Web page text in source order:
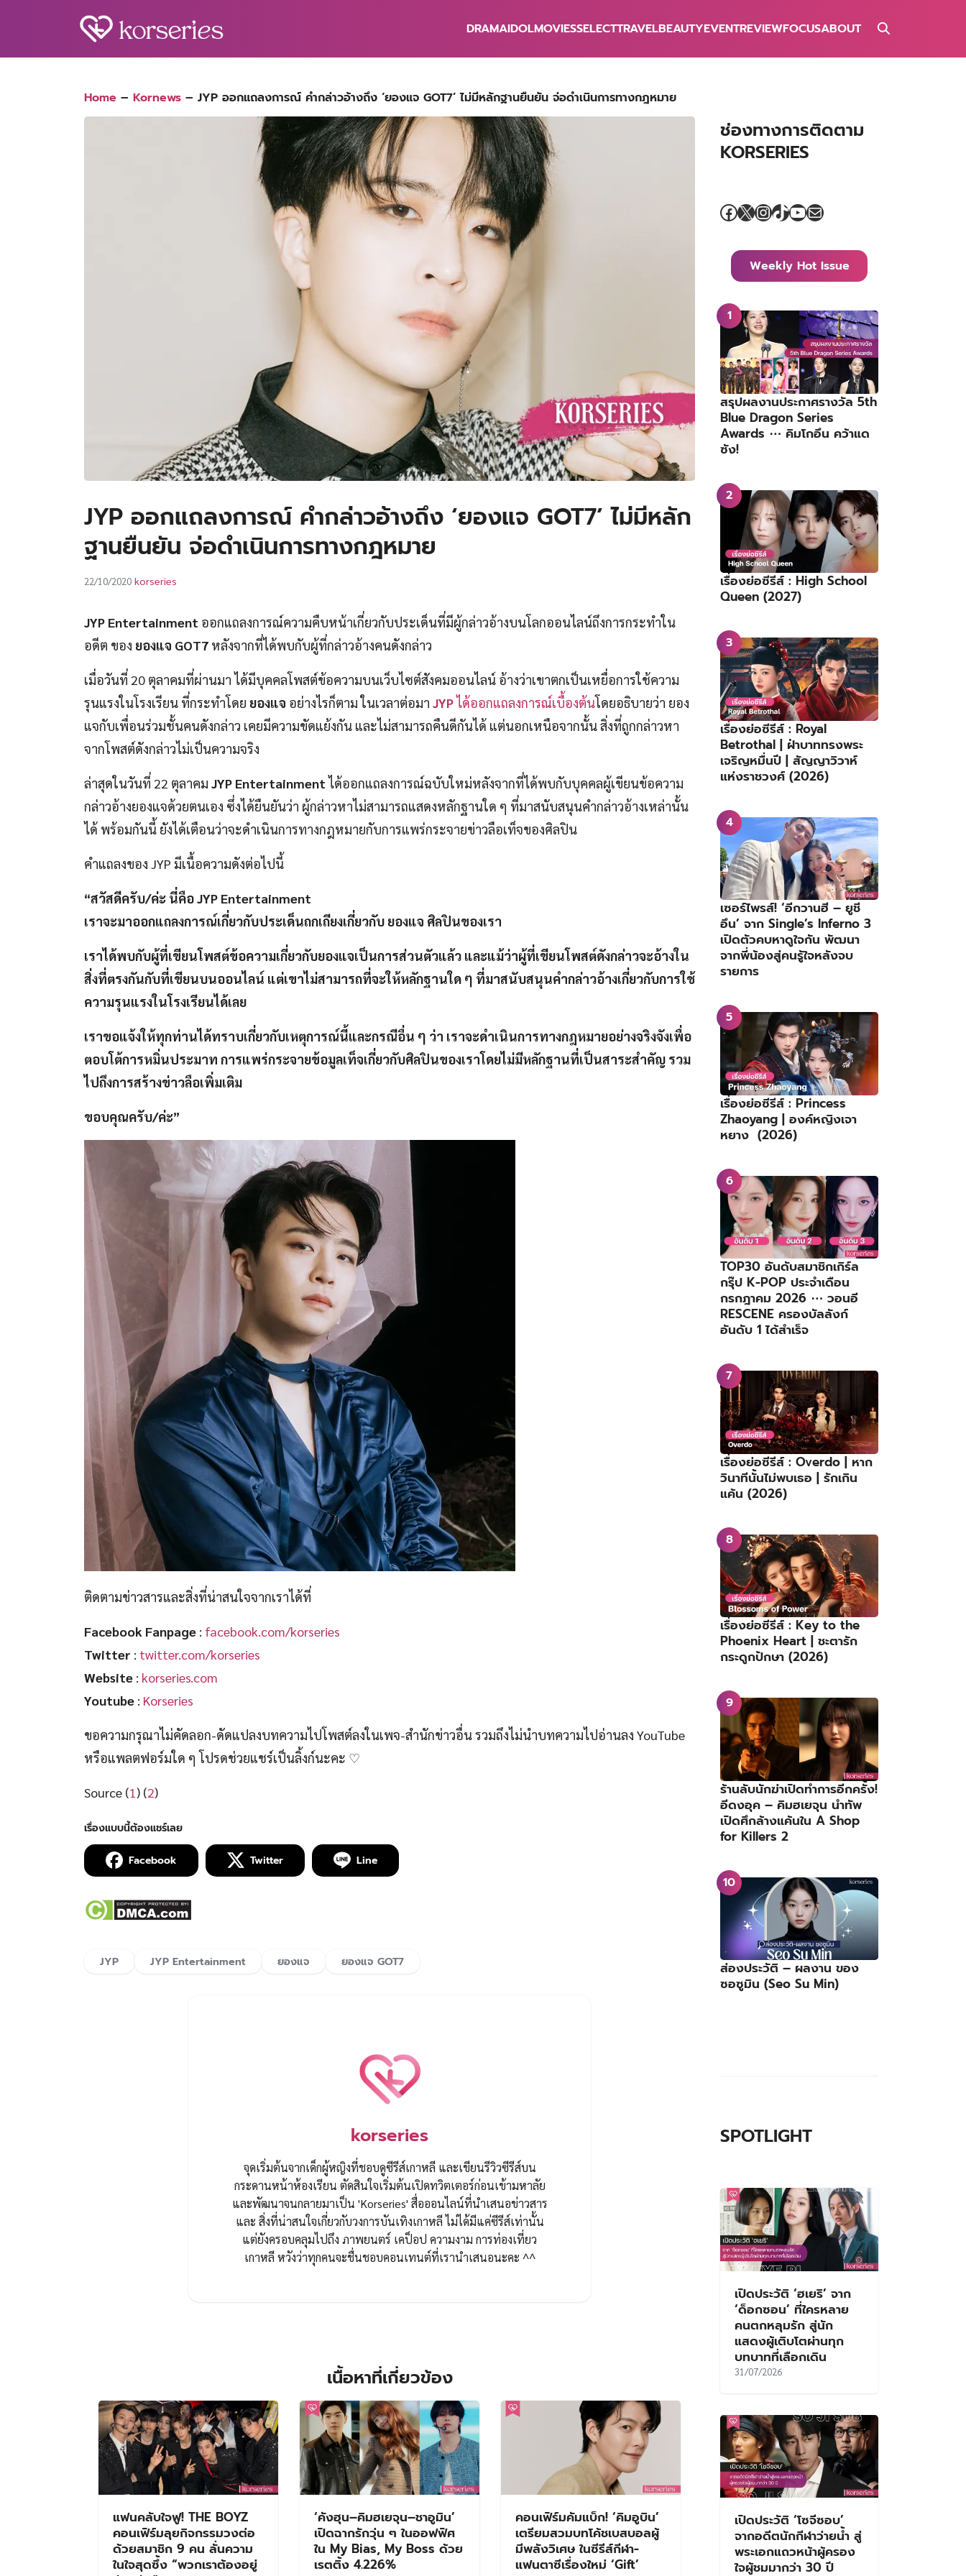
DRAMAIDOLMOVIESSELECTTRAVELBEAUTYEVENTREVIEWFOCUSABOUT
Home – Kornews – JYP ออกแถลงการณ์ คำกล่าวอ้างถึง ‘ยองแจ GOT7’ ไม่มีหลักฐานยืนยัน จ่อดำเนินการทางกฎหมาย
JYP ออกแถลงการณ์ คำกล่าวอ้างถึง ‘ยองแจ GOT7’ ไม่มีหลัก
ฐานยืนยัน จ่อดำเนินการทางกฎหมาย
22/10/2020 korseries
JYP Entertainment ออกแถลงการณ์ความคืบหน้าเกี่ยวกับประเด็นที่มีผู้กล่าวอ้างบนโลกออนไลน์ถึงการกระทำใน
อดีต ของ ยองแจ GOT7 หลังจากที่ได้พบกับผู้ที่กล่าวอ้างคนดังกล่าว
เมื่อวันที่ 20 ตุลาคมที่ผ่านมา ได้มีบุคคลโพสต์ข้อความบนเว็บไซต์สังคมออนไลน์ อ้างว่าเขาตกเป็นเหยื่อการใช้ความ
รุนแรงในโรงเรียน ที่กระทำโดย ยองแจ อย่างไรก็ตาม ในเวลาต่อมา JYPได้ออกแถลงการณ์เบื้องต้นโดยอธิบายว่า ยอง
แจกับเพื่อนร่วมชั้นคนดังกล่าว เคยมีความขัดแย้งกัน และไม่สามารถคืนดีกันได้ แต่นอกเหนือจากนั้น สิ่งที่ถูกกล่าวหา
จากโพสต์ดังกล่าวไม่เป็นความจริง
ล่าสุดในวันที่ 22 ตุลาคม JYP Entertainment ได้ออกแถลงการณ์ฉบับใหม่หลังจากที่ได้พบกับบุคคลผู้เขียนข้อความ
กล่าวอ้างยองแจด้วยตนเอง ซึ่งได้ยืนยันว่า ผู้กล่าวหาไม่สามารถแสดงหลักฐานใด ๆ ที่มาสนับสนุนคำกล่าวอ้างเหล่านั้น
ได้ พร้อมกันนี้ ยังได้เตือนว่าจะดำเนินการทางกฎหมายกับการแพร่กระจายข่าวลือเท็จของศิลปิน
คำแถลงของ JYP มีเนื้อความดังต่อไปนี้
“สวัสดีครับ/ค่ะ นี่คือ JYP Entertainment
เราจะมาออกแถลงการณ์เกี่ยวกับประเด็นถกเถียงเกี่ยวกับ ยองแจ ศิลปินของเรา
เราได้พบกับผู้ที่เขียนโพสต์ข้อความเกี่ยวกับยองแจเป็นการส่วนตัวแล้ว และแม้ว่าผู้ที่เขียนโพสต์ดังกล่าวจะอ้างใน
สิ่งที่ตรงกันกับที่เขียนบนออนไลน์ แต่เขาไม่สามารถที่จะให้หลักฐานใด ๆ ที่มาสนับสนุนคำกล่าวอ้างเกี่ยวกับการใช้
ความรุนแรงในโรงเรียนได้เลย
เราขอแจ้งให้ทุกท่านได้ทราบเกี่ยวกับเหตุการณ์นี้และกรณีอื่น ๆ ว่า เราจะดำเนินการทางกฎหมายอย่างจริงจังเพื่อ
ตอบโต้การหมิ่นประมาท การแพร่กระจายข้อมูลเท็จเกี่ยวกับศิลปินของเราโดยไม่มีหลักฐานที่เป็นสาระสำคัญ รวม
ไปถึงการสร้างข่าวลือเพิ่มเติม
ขอบคุณครับ/ค่ะ”
ติดตามข่าวสารและสิ่งที่น่าสนใจจากเราได้ที่
Facebook Fanpage : facebook.com/korseries
Twitter : twitter.com/korseries
Website : korseries.com
Youtube : Korseries
ขอความกรุณาไม่คัดลอก-ดัดแปลงบทความไปโพสต์ลงในเพจ-สำนักข่าวอื่น รวมถึงไม่นำบทความไปอ่านลง YouTube
หรือแพลตฟอร์มใด ๆ โปรดช่วยแชร์เป็นลิ้งก์นะคะ ♡
Source (1) (2)
Facebook Twitter Line
JYP JYP Entertainment ยองแจ ยองแจ GOT7
korseries
จุดเริ่มต้นจากเด็กผู้หญิงที่ชอบดูซีรีส์เกาหลี และเขียนรีวิวซีรีส์บน
กระดานหน้าห้องเรียน ตัดสินใจเริ่มต้นเปิดทวิตเตอร์ก่อนเข้ามหาลัย
และพัฒนาจนกลายมาเป็น 'Korseries' สื่อออนไลน์ที่นำเสนอข่าวสาร
และ สิ่งที่น่าสนใจเกี่ยวกับวงการบันเทิงเกาหลี ไม่ได้มีแค่ซีรีส์เท่านั้น
แต่ยังครอบคลุมไปถึง ภาพยนตร์ เคป็อป ความงาม การท่องเที่ยว
เกาหลี หวังว่าทุกคนจะชื่นชอบคอนเทนต์ที่เรานำเสนอนะคะ ^^
เนื้อหาที่เกี่ยวข้อง
แฟนคลับใจฟู! THE BOYZ
คอนเฟิร์มลุยกิจกรรมวงต่อ
ด้วยสมาชิก 9 คน ลั่นความ
ในใจสุดซึ้ง “พวกเราต้องอยู่
‘คังฮุน–คิมฮเยจุน–ชาอูมิน’
เปิดฉากรักวุ่น ๆ ในออฟฟิศ
ใน My Bias, My Boss ด้วย
เรตติ้ง 4.226%
คอนเฟิร์มคัมแบ็ก! ‘คิมอูบิน’
เตรียมสวมบทโค้ชเบสบอลผู้
มีพลังวิเศษ ในซีรีส์กีฬา-
แฟนตาซีเรื่องใหม่ ‘Gift’
ช่องทางการติดตาม
KORSERIES
Facebook
X Instagram
TikTok
YouTube
Mail
Weekly Hot Issue
สรุปผลงานประกาศรางวัล 5th
Blue Dragon Series
Awards ⋯ คิมโกอึน คว้าแด
ซัง!
เรื่องย่อซีรีส์ : High School
Queen (2027)
เรื่องย่อซีรีส์ : Royal
Betrothal | ฝ่าบาททรงพระ
เจริญหมื่นปี | สัญญาวิวาห์
แห่งราชวงศ์ (2026)
เซอร์ไพรส์! ‘อีกวานฮี – ยูชี
อึน’ จาก Single’s Inferno 3
เปิดตัวคบหาดูใจกัน พัฒนา
จากพี่น้องสู่คนรู้ใจหลังจบ
รายการ
เรื่องย่อซีรีส์ : Princess
Zhaoyang | องค์หญิงเจา
หยาง (2026)
TOP30 อันดับสมาชิกเกิร์ล
กรุ๊ป K-POP ประจำเดือน
กรกฎาคม 2026 ⋯ วอนอี
RESCENE ครองบัลลังก์
อันดับ 1 ได้สำเร็จ
เรื่องย่อซีรีส์ : Overdo | หาก
วินาทีนั้นไม่พบเธอ | รักเกิน
แค้น (2026)
เรื่องย่อซีรีส์ : Key to the
Phoenix Heart | ชะตารัก
กระดูกปักษา (2026)
ร้านลับนักฆ่าเปิดทำการอีกครั้ง!
อีดงอุค – คิมฮเยจุน นำทัพ
เปิดศึกล้างแค้นใน A Shop
for Killers 2
ส่องประวัติ – ผลงาน ของ
ซอซูมิน (Seo Su Min)
SPOTLIGHT
เปิดประวัติ ‘ฮเยริ’ จาก
‘ด็อกซอน’ ที่ใครหลาย
คนตกหลุมรัก สู่นัก
แสดงผู้เติบโตผ่านทุก
บทบาทที่เลือกเดิน
31/07/2026
เปิดประวัติ ‘โซจีซอบ’
จากอดีตนักกีฬาว่ายน้ำ สู่
พระเอกแถวหน้าผู้ครอง
ใจผู้ชมมากว่า 30 ปี